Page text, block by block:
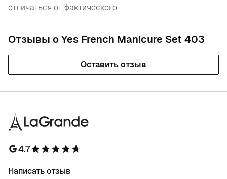
отличаться от фактического.
Отзывы о Yes French Manicure Set 403
Оставить отзыв
4.7
Написать отзыв